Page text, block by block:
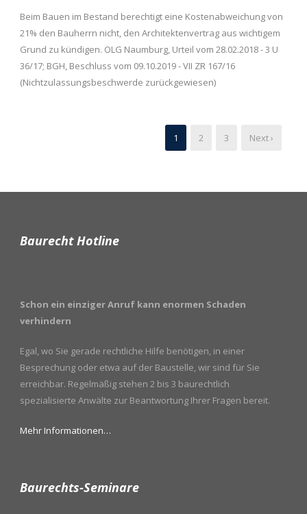
Beim Bauen im Bestand berechtigt eine Kostenabweichung von
21% den Bauherrn nicht, den Architektenvertrag aus wichtigem
Grund zu kündigen. OLG Naumburg, Urteil vom 28.02.2018 - 3 U
36/17; BGH, Beschluss vom 09.10.2019 - VII ZR 167/16
(Nichtzulassungsbeschwerde zurückgewiesen)
1 2 3 Next ›
Baurecht Hotline
Schon ein einziger Anruf kann enormen Schaden
verhindern
Egal, wo Sie gerade rechtliche Hilfe benötigen, in einer
Besprechung oder etwa auf der Baustelle, wir sind für Sie
erreichbar. Regelmäßig stehen 2 bis 3 baurechtlich
spezialisierte Anwälte zur Beantwortung Ihrer Fragen bereit.
Mehr Informationen…
Baurechts-Seminare